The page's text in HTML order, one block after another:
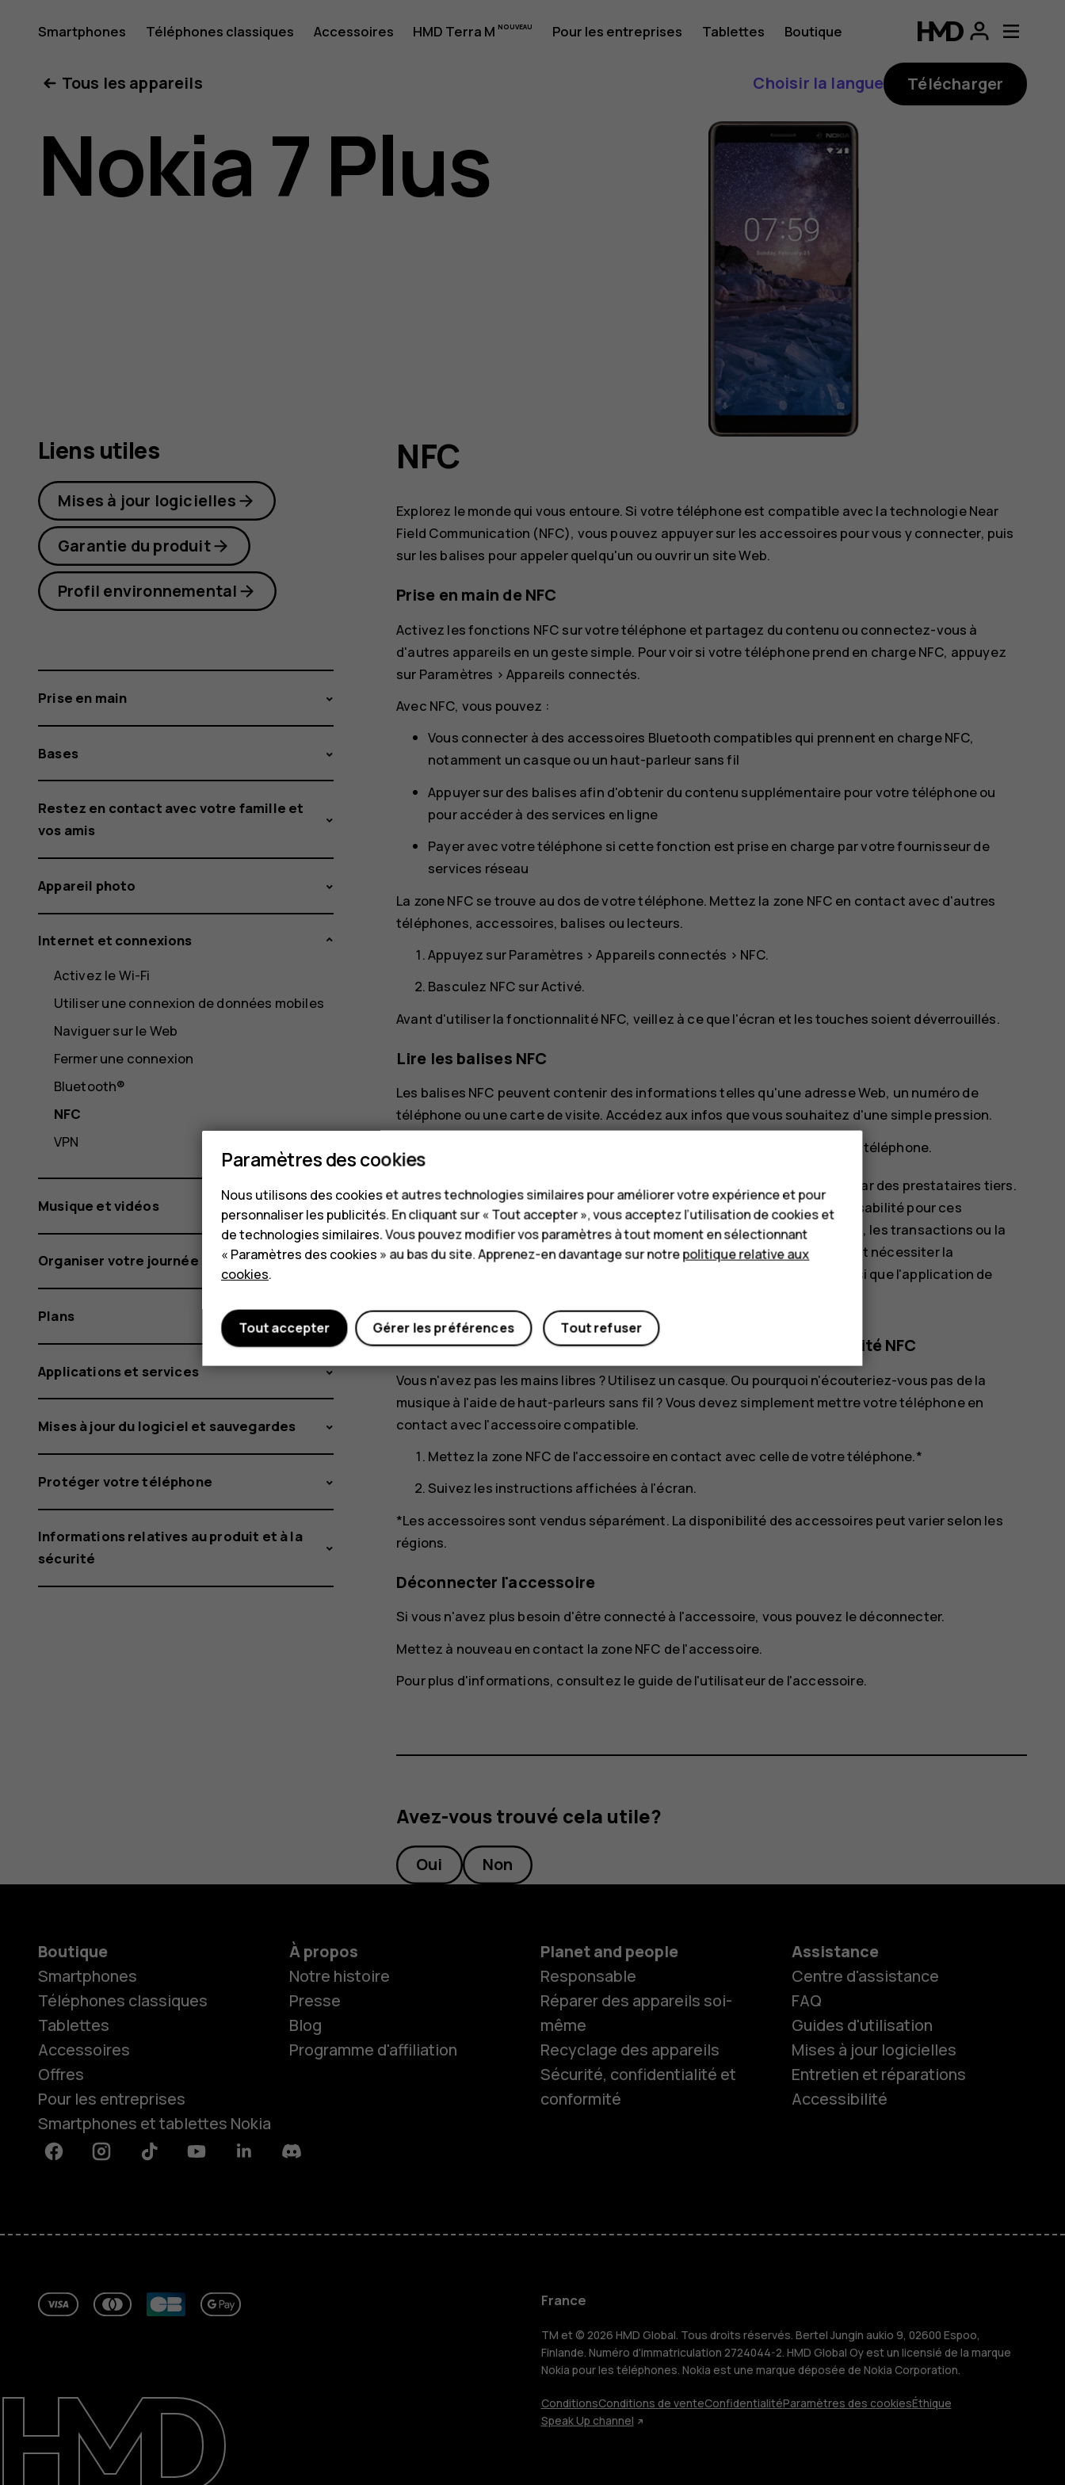
Guide
de
l'utilisateur
Plus
Smartphones Téléphones classiques Accessoires HMD Terra M Pour les entreprises Tablettes Boutique
Smartphones
Pour les entreprises
Tablettes
Boutique
À propos
Assistance
France
Tous les appareils Choisir la langue Télécharger
Nokia 7 Plus
NFC
Explorez le monde qui vous entoure. Si votre téléphone est compatible avec la technologie Near
Field Communication (NFC), vous pouvez appuyer sur les accessoires pour vous y connecter, puis
sur les balises pour appeler quelqu'un ou ouvrir un site Web.
Prise en main de NFC
Activez les fonctions NFC sur votre téléphone et partagez du contenu ou connectez-vous à
d'autres appareils en un geste simple. Pour voir si votre téléphone prend en charge NFC, appuyez
sur Paramètres > Appareils connectés.
Avec NFC, vous pouvez :
Vous connecter à des accessoires Bluetooth compatibles qui prennent en charge NFC,
notamment un casque ou un haut-parleur sans fil
Appuyer sur des balises afin d'obtenir du contenu supplémentaire pour votre téléphone ou
pour accéder à des services en ligne
Payer avec votre téléphone si cette fonction est prise en charge par votre fournisseur de
services réseau
La zone NFC se trouve au dos de votre téléphone. Mettez la zone NFC en contact avec d'autres
téléphones, accessoires, balises ou lecteurs.
Appuyez surParamètres >Appareils connectés > NFC.
Basculez NFC surActivé.
Avant d'utiliser la fonctionnalité NFC, veillez à ce que l'écran et les touches soient déverrouillés.
Lire les balises NFC
Les balises NFC peuvent contenir des informations telles qu'une adresse Web, un numéro de
téléphone ou une carte de visite. Accédez aux infos que vous souhaitez d'une simple pression.
Pour lire une balise, mettez la balise en contact avec la zone NFC de votre téléphone.
: Les services et applications de paiement sont fournis par des prestataires tiers.
HMD Global ne fournit aucune garantie et n'assume aucune responsabilité pour ces
applications ou services, y compris l'assistance, les fonctionnalités, les transactions ou la
perte de toute valeur monétaire. La réparation de votre appareil peut nécessiter la
réinstallation et l'activation des cartes que vous avez ajoutées ainsi que l'application de
Se connecter à un accessoire Bluetooth avec la fonctionnalité NFC
Vous n'avez pas les mains libres ? Utilisez un casque. Ou pourquoi n'écouteriez-vous pas de la
musique à l'aide de haut-parleurs sans fil ? Vous devez simplement mettre votre téléphone en
contact avec l'accessoire compatible.
Mettez la zone NFC de l'accessoire en contact avec celle de votre téléphone.*
Suivez les instructions affichées à l'écran.
*Les accessoires sont vendus séparément. La disponibilité des accessoires peut varier selon les
régions.
Déconnecter l'accessoire
Si vous n'avez plus besoin d'être connecté à l'accessoire, vous pouvez le déconnecter.
Mettez à nouveau en contact la zone NFC de l'accessoire.
Pour plus d'informations, consultez le guide de l'utilisateur de l'accessoire.
Avez-vous trouvé cela utile?
Oui Non
Liens utiles
Mises à jour logicielles
Garantie du produit
Profil environnemental
Prise en main
Bases
Restez en contact avec votre famille et
vos amis
Appareil photo
Internet et connexions
Activez le Wi-Fi
Utiliser une connexion de données mobiles
Naviguer sur le Web
Fermer une connexion
Bluetooth®
NFC
VPN
Musique et vidéos
Organiser votre journée
Plans
Applications et services
Mises à jour du logiciel et sauvegardes
Protéger votre téléphone
Informations relatives au produit et à la
sécurité
Boutique
Smartphones
Téléphones classiques
Tablettes
Accessoires
Offres
Pour les entreprises
Smartphones et tablettes Nokia
À propos
Notre histoire
Presse
Blog
Programme d'affiliation
Planet and people
Responsable
Réparer des appareils soi-
même
Recyclage des appareils
Sécurité, confidentialité et
conformité
Assistance
Centre d'assistance
FAQ
Guides d'utilisation
Mises à jour logicielles
Entretien et réparations
Accessibilité
FacebookInstagramTiktok YoutubeLinkedinDiscord
France
TM et © 2026 HMD Global. Tous droits réservés. Bertel Jungin aukio 9, 02600 Espoo,
Finlande. Numéro d'immatriculation 2724044-2. HMD Global Oy est un licensié de la marque
Nokia pour les téléphones. Nokia est une marque déposée de Nokia Corporation.
ConditionsConditions de venteConfidentialitéParamètres des cookiesÉthique
Speak Up channel
Paramètres des cookies
Nous utilisons des cookies et autres technologies similaires pour améliorer votre expérience et pour
personnaliser les publicités. En cliquant sur « Tout accepter », vous acceptez l’utilisation de cookies et
de technologies similaires. Vous pouvez modifier vos paramètres à tout moment en sélectionnant
« Paramètres des cookies » au bas du site. Apprenez-en davantage sur notrepolitique relative aux
cookies.
Tout refuser
Gérer les préférences
Tout accepter